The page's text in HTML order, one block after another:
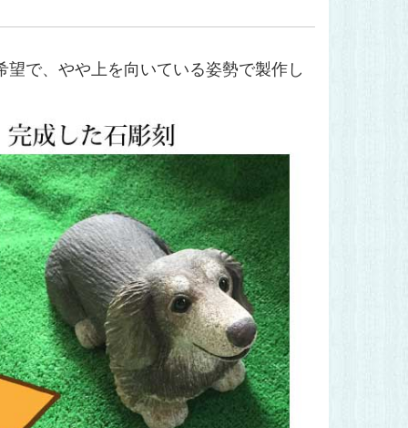
で、やや上を向いている姿勢で製作し